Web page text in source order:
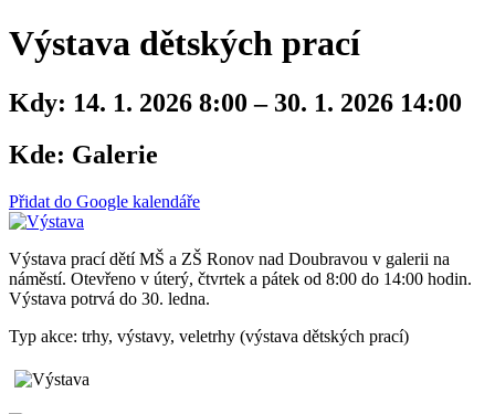
Výstava dětských prací
Kdy: 14. 1. 2026 8:00 – 30. 1. 2026 14:00
Kde: Galerie
Přidat do Google kalendáře
Výstava prací dětí MŠ a ZŠ Ronov nad Doubravou v galerii na
náměstí. Otevřeno v úterý, čtvrtek a pátek od 8:00 do 14:00 hodin.
Výstava potrvá do 30. ledna.
Typ akce: trhy, výstavy, veletrhy (výstava dětských prací)